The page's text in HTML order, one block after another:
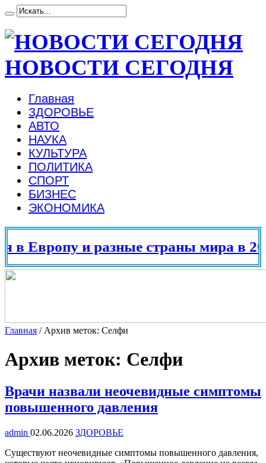
НОВОСТИ СЕГОДНЯ
Главная
ЗДОРОВЬЕ
АВТО
НАУКА
КУЛЬТУРА
ПОЛИТИКА
СПОРТ
БИЗНЕС
ЭКОНОМИКА
Европу и разные страны мира в
Главная / Архив меток: Селфи
Архив меток: Селфи
Врачи назвали неочевидные симптомы
повышенного давления
admin 02.06.2026 ЗДОРОВЬЕ
Существуют неочевидные симптомы повышенного давления,